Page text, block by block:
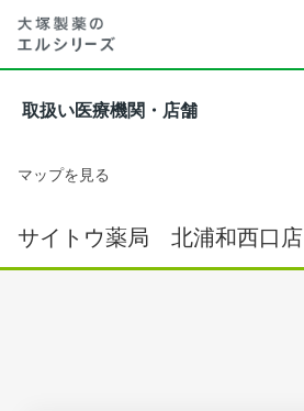
取扱い医療機関・店舗
マップを見る
サイトウ薬局 北浦和西口店